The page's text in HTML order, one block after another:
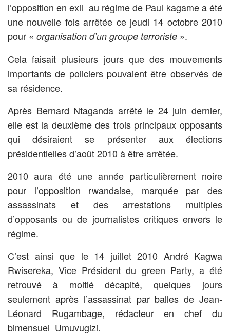
l’opposition en exil au régime de Paul kagame a été
une nouvelle fois arrêtée ce jeudi 14 octobre 2010
pour « organisation d’un groupe terroriste ».
Cela faisait plusieurs jours que des mouvements
importants de policiers pouvaient être observés de
sa résidence.
Après Bernard Ntaganda arrêté le 24 juin dernier,
elle est la deuxième des trois principaux opposants
qui désiraient se présenter aux élections
présidentielles d’août 2010 à être arrêtée.
2010 aura été une année particulièrement noire
pour l’opposition rwandaise, marquée par des
assassinats et des arrestations multiples
d’opposants ou de journalistes critiques envers le
régime.
C’est ainsi que le 14 juillet 2010 André Kagwa
Rwisereka, Vice Président du green Party, a été
retrouvé à moitié décapité, quelques jours
seulement après l’assassinat par balles de Jean-
Léonard Rugambage, rédacteur en chef du
bimensuel Umuvugizi.